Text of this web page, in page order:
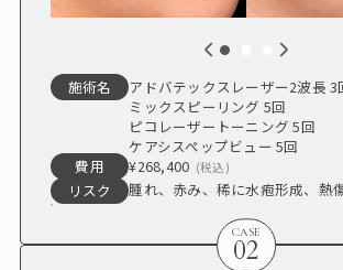
施術名
アドバテックスレーザー2波長 3
ミックスピーリング 5回
ピコレーザートーニング 5回
ケアシスペップビュー 5回
費用
¥268,400 (税込)
リスク 腫れ、赤み、稀に水疱形成、熱
CASE
02